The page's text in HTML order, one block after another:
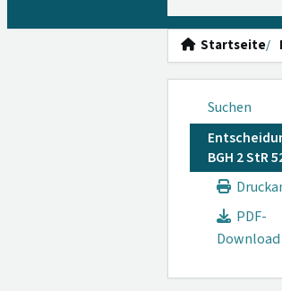
Startseite
Suchen
BGH 2 StR
PDF-
Download